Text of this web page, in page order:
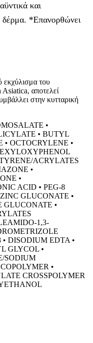
και
δέρμα. *Επανορθώνει
εκχύλισμα του
αποτελεί
στην κυτταρική
•
• BUTYL
OCTOCRYLENE •
ACRYLATES
•
•
ACID • PEG-8
GLUCONATE •
GLUCONATE •
1,3-
DISODIUM EDTA •
GLYCOL •
SODIUM
•
CROSSPOLYMER